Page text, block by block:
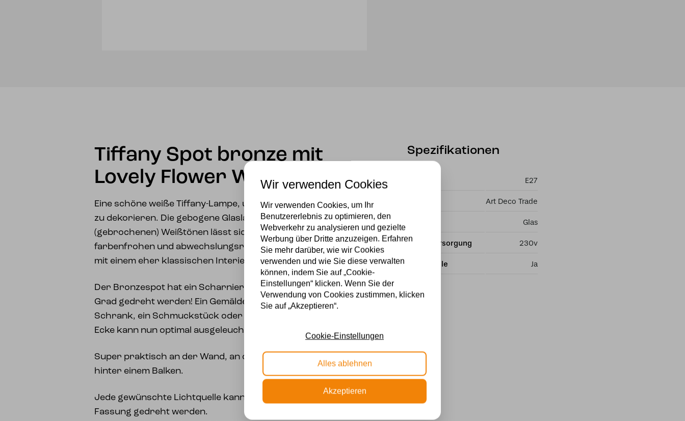
Tiffany Spot bronze mit
Lovely Flower White
Eine schöne weiße Tiffany-Lampe, um jedes Interieur
zu dekorieren. Die gebogene Glaslampe mit
(gebrochenen) Weißtönen lässt sich sowohl mit einem
farbenfrohen und abwechslungsreichen Stil als auch
mit einem eher klassischen Interieur gut kombinieren.
Der Bronzespot hat ein Scharnier und kann um 350
Grad gedreht werden! Ein Gemälde, eine Pflanze, ein
Schrank, ein Schmuckstück oder einfach eine dunkle
Ecke kann nun optimal ausgeleuchtet werden.
Super praktisch an der Wand, an der Decke, auf und
hinter einem Balken.
Jede gewünschte Lichtquelle kann in der E-27-
Fassung gedreht werden.
Spezifikationen
E27
Art Deco Trade
Glas
Stromversorgung 230v
Lichtquelle Ja
Wir verwenden Cookies
Wir verwenden Cookies, um Ihr
Benutzererlebnis zu optimieren, den
Webverkehr zu analysieren und gezielte
Werbung über Dritte anzuzeigen. Erfahren
Sie mehr darüber, wie wir Cookies
verwenden und wie Sie diese verwalten
können, indem Sie auf „Cookie-
Einstellungen“ klicken. Wenn Sie der
Verwendung von Cookies zustimmen, klicken
Sie auf „Akzeptieren“.
Cookie-Einstellungen
Alles ablehnen
Akzeptieren